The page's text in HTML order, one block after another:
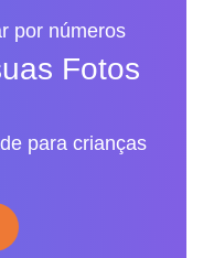
por números
Fotos
para crianças